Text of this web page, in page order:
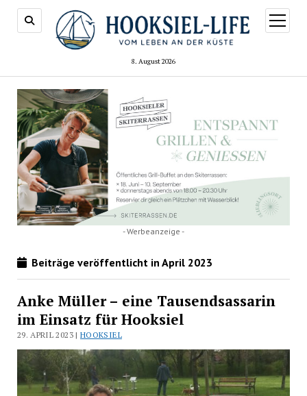
8. August 2026
Menü
öffnen
- Werbeanzeige -
Beiträge veröffentlicht in April 2023
Anke Müller – eine Tausendsassarin
im Einsatz für Hooksiel
29. APRIL 2023 |HOOKSIEL